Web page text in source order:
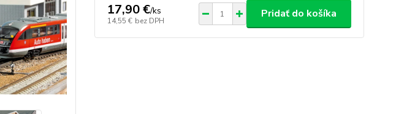
17,90 €/ks
14,55 € bez DPH
Pridať do košíka